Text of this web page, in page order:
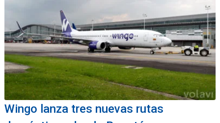
Wingo lanza tres nuevas rutas